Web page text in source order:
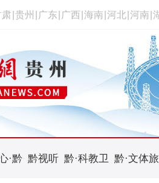
贵州 广东 广西 海南 河北 河南
·黔 黔视听 黔·科教卫 黔·文体旅